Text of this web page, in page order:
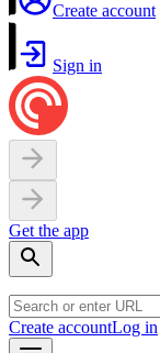
Create account
Sign in
Get the app
Create accountLog in